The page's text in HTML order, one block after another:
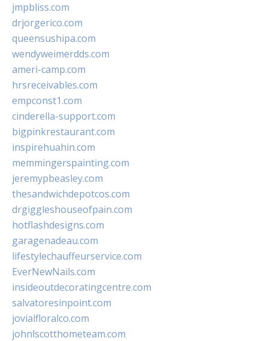
jmpbliss.com
drjorgerico.com
queensushipa.com
wendyweimerdds.com
ameri-camp.com
hrsreceivables.com
empconst1.com
cinderella-support.com
bigpinkrestaurant.com
inspirehuahin.com
memmingerspainting.com
jeremypbeasley.com
thesandwichdepotcos.com
drgiggleshouseofpain.com
hotflashdesigns.com
garagenadeau.com
lifestylechauffeurservice.com
EverNewNails.com
insideoutdecoratingcentre.com
salvatoresinpoint.com
jovialfloralco.com
johnlscotthometeam.com